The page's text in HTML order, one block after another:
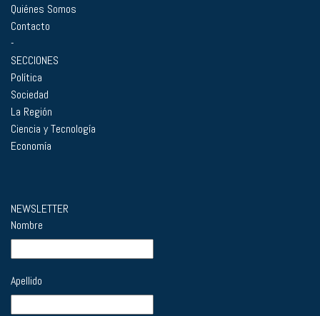
Quiénes Somos
Contacto
-
SECCIONES
Política
Sociedad
La Región
Ciencia y Tecnología
Economía
NEWSLETTER
Nombre
Apellido